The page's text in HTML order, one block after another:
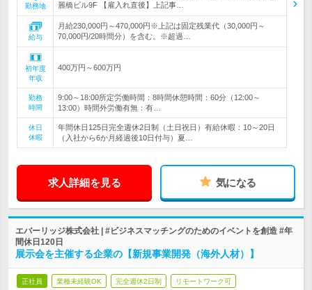
勤務地
麗橋ビル9F 【雇入れ直後】上記事…
給与
月給230,000円～470,000円※上記は固定残業代（30,000円～
70,000円/20時間分）を含む。※超過…
初年度
年収
400万円～600万円
勤務
時間
9:00～18:00所定労働時間：8時間休憩時間：60分（12:00～
13:00）時間外労働有無：有…
休日
休暇
年間休日125日完全週休2日制（土日祝日）有給休暇：10～20日
（入社から6か月経過後10日付与）夏…
求人詳細を見る 気になる
エバーリッジ株式会社 | #ビジネスマッチングのためのイベントを創造 #年
間休日120日
展示会を主催する企業の【新規事業開発（海外人材）】
正社員 業種未経験OK 完全週休2日制 リモートワーク可